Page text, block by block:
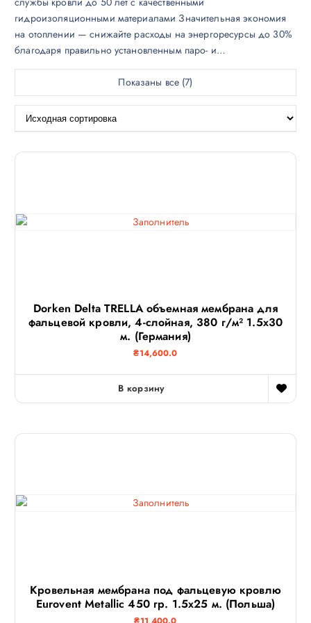
гидроизоляционными материалами Значительная экономия
на отоплении — снижайте расходы на энергоресурсы до 30%
благодаря правильно установленным паро- и…
Показаны все (7)
Dorken Delta TRELLA объемная мембрана для
фальцевой кровли, 4-слойная, 380 г/м² 1.5х30
м. (Германия)
₴14,600.0
В корзину
Кровельная мембрана под фальцевую кровлю
Eurovent Metallic 450 гр. 1.5х25 м. (Польша)